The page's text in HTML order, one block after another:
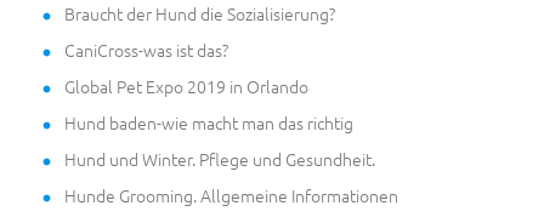
Braucht der Hund die Sozialisierung?
CaniCross-was ist das?
Global Pet Expo 2019 in Orlando
Hund baden-wie macht man das richtig
Hund und Winter. Pflege und Gesundheit.
Hunde Grooming. Allgemeine Informationen